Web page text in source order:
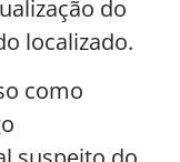
do
localizado.
como